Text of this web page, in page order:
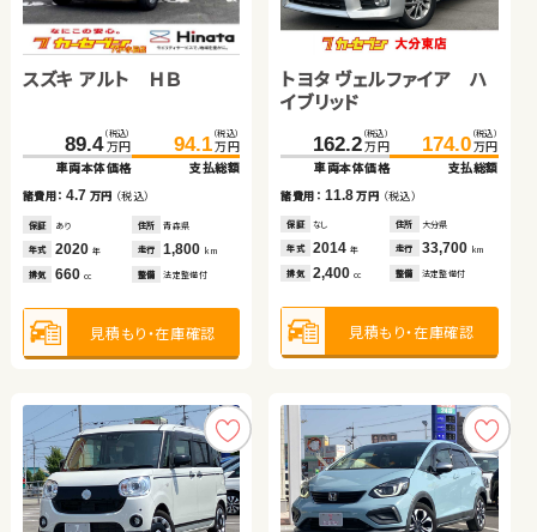
スズキ アルト ＨＢ
89.4（税込）
万円
車両本体価格
94.1 （税込）
万円
支払総額
諸費用：4.7 万円 （税込）
保証 あり 住所 青森県
年式 2020 年 走行 1,800 km
排気 660 cc 整備 法定整備付
見積もり・在庫確認
トヨタ ヴェルファイア ハ
イブリッド
162.2 （税込）
万円
車両本体価格
174.0 （税込）
万円
支払総額
諸費用： 11.8万円 （税込）
保証 なし 住所 大分県
年式 2014年 走行 33,700 km
排気 2,400cc 整備 法定整備付
見積もり・在庫確認
ホンダ Ｎ ＢＯＸ
159.0（税込）
万円
169.9
諸費用：10.9万円（税込）
あり 岩手県
年式 2021年 走行
排気 660 整備
見積もり・在庫確認
トヨタ アクア
58.7（税込）
万円
車両本体価格
69.7（税込）
万円
諸費用：11.0万円（税込）
なし
年式 2012年 走行
排気 1,500 整備 法定整備付
見積もり・在庫確認
スズキ アルト ＨＢ
49.9 （税込） 54.9
諸費用：5.0 万円（税込）
なし 徳島県
年式 2015年 走行
排気 660 整備 法定整備付
見積もり・在庫確認
ホンダ Ｎ ＢＯＸ
110.6（税込）
万円
車両本体価格
119.9（税込）
万円
諸費用：9.3 万円（税込）
あり
年式 2020年 走行
排気 660 整備 法定整備付
見積もり・在庫確認